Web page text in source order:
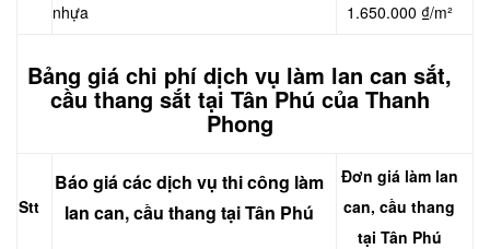
nhựa
1.650.000 ₫/m²
Bảng giá chi phí dịch vụ làm lan can sắt,
cầu thang sắt tại Tân Phú của Thanh
Phong
Stt
Báo giá các dịch vụ thi công làm
lan can, cầu thang tại Tân Phú
Đơn giá làmlan
can, cầu thang
tại Tân Phú